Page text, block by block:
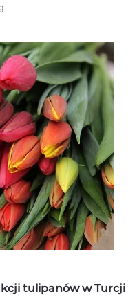
tulipanów w Turcji